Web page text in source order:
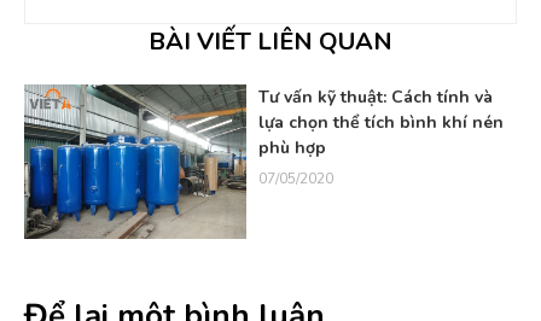
BÀI VIẾT LIÊN QUAN
Tư vấn kỹ thuật: Cách tính và
lựa chọn thể tích bình khí nén
phù hợp
07/05/2020